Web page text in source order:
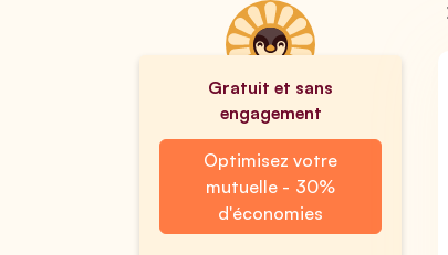
Gratuit et sans
engagement
Optimisez votre
mutuelle - 30%
d'économies